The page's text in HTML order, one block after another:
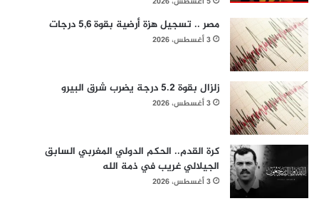
مصر .. تسجيل هزة أرضية بقوة 5,6 درجات
3 أغسطس، 2026
زلزال بقوة 5.2 درجة يضرب شرق البيرو
3 أغسطس، 2026
كرة القدم.. الحكم الدولي المغربي السابق
الجيلالي غريب في ذمة الله
3 أغسطس، 2026